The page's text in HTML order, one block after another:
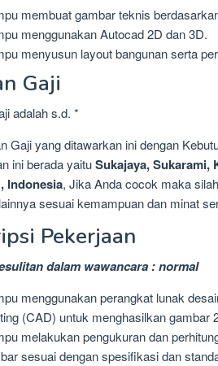
membuat gambar teknis
menggunakan Autocad 2D dan 3D.
menyusun layout bangunan serta
Gaji
adalah s.d. *
Gaji yang ditawarkan ini dengan
ini berada yaituSukajaya, Sukarami,
Indonesia, Jika Anda cocok maka
sesuai kemampuan dan minat
Pekerjaan
dalam wawancara : normal
menggunakan perangkat lunak
(CAD) untuk menghasilkan gambar
melakukan pengukuran dan
sesuai dengan spesifikasi dan